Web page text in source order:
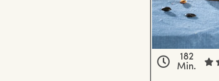
182
Min.